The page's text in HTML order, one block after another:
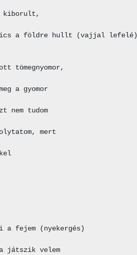
a földre hullt (vajjal lefelé)